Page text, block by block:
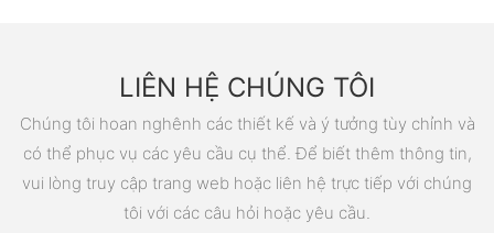
LIÊN HỆ CHÚNG TÔI
Chúng tôi hoan nghênh các thiết kế và ý tưởng tùy chỉnh và
có thể phục vụ các yêu cầu cụ thể. Để biết thêm thông tin,
vui lòng truy cập trang web hoặc liên hệ trực tiếp với chúng
tôi với các câu hỏi hoặc yêu cầu.